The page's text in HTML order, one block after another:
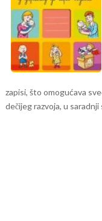
zapisi, što omogućava
dečijeg razvoja, u saradnji